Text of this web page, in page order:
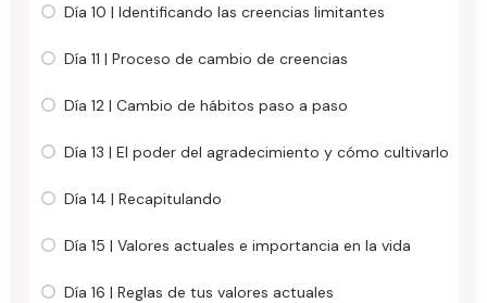
Día 10 | Identificando las creencias limitantes
Día 11 | Proceso de cambio de creencias
Día 12 | Cambio de hábitos paso a paso
Día 13 | El poder del agradecimiento y cómo cultivarlo
Día 14 | Recapitulando
Día 15 | Valores actuales e importancia en la vida
Día 16 | Reglas de tus valores actuales